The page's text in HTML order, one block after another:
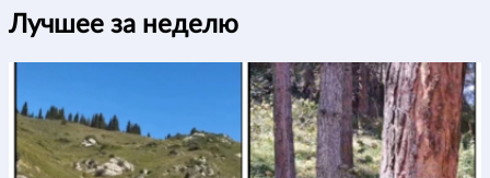
Лучшее за неделю